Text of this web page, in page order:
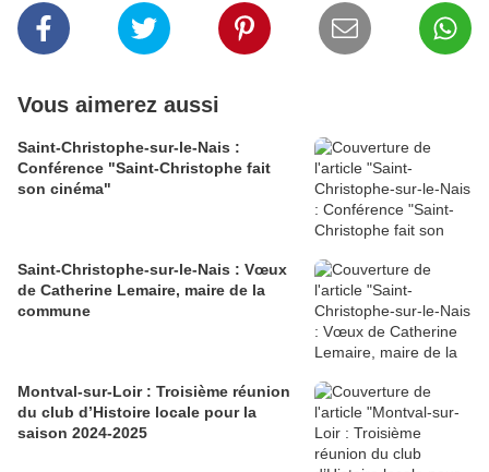
Vous aimerez aussi
Saint-Christophe-sur-le-Nais :
Conférence "Saint-Christophe fait
son cinéma"
Saint-Christophe-sur-le-Nais : Vœux
de Catherine Lemaire, maire de la
commune
Montval-sur-Loir : Troisième réunion
du club d’Histoire locale pour la
saison 2024-2025